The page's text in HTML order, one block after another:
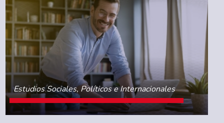
Estudios Sociales, Políticos e Internacionales